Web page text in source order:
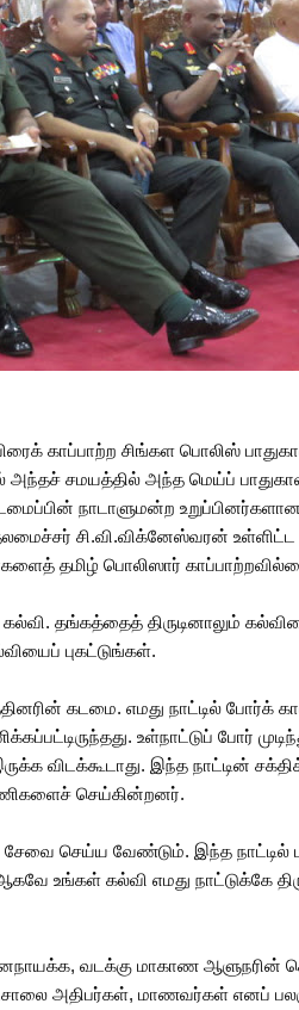
காப்­பாற்ற சிங்­கள பொலிஸ்
சம­யத்­தில் அந்த மெய்ப்
நாடா­ளு­மன்ற
சி.வி.விக்­னேஸ்­வ­ரன் உள்­ளிட்ட
தமிழ் பொலி­ஸார்
தங்­கத்­தைத் திரு­டி­னா­லும்
புகட்­டுங்­கள்.
கடமை. எமது நாட்­டில் போர்க்
உள்­நாட்­டுப் போர்
விடக்­கூ­டாது. இந்த நாட்­டின்
செய்­கின்­ற­னர்.
செய்ய வேண்­டும். இந்த நாட்­டில்
உங்­கள் கல்வி எமது நாட்­டுக்கே
வடக்கு மாகாண
அதி­பர்­கள், மாண­வர்­கள் எனப்